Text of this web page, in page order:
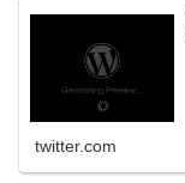
twitter.com